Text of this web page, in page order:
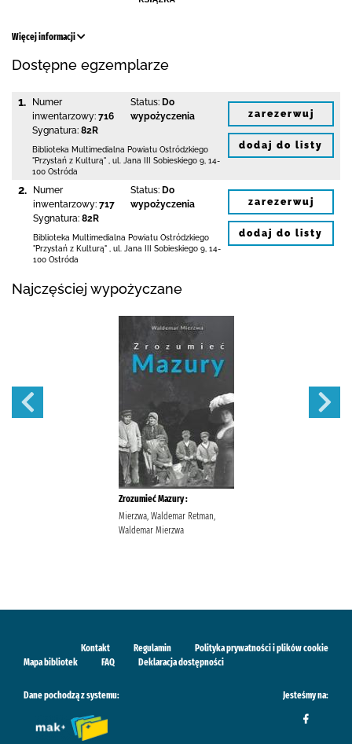
Więcej informacji
Dostępne egzemplarze
1.
Numer
inwentarzowy: 716
Sygnatura: 82R
Status: Do
wypożyczenia
Biblioteka Multimedialna Powiatu Ostródzkiego
"Przystań z Kulturą"
ul. Jana III Sobieskiego 9 14-
100 Ostróda
zarezerwuj
dodaj do listy
2.
Numer
inwentarzowy: 717
Sygnatura: 82R
Status: Do
wypożyczenia
Biblioteka Multimedialna Powiatu Ostródzkiego
"Przystań z Kulturą"
ul. Jana III Sobieskiego 9 14-
100 Ostróda
zarezerwuj
dodaj do listy
Najczęściej wypożyczane
Zrozumieć Mazury :
Mierzwa, Waldemar Retman,
Waldemar Mierzwa
Kontakt Regulamin
Polityka prywatności i plików cookie
Mapa bibliotek
FAQ Deklaracja dostępności
Dane pochodzą z systemu: Jesteśmy na: